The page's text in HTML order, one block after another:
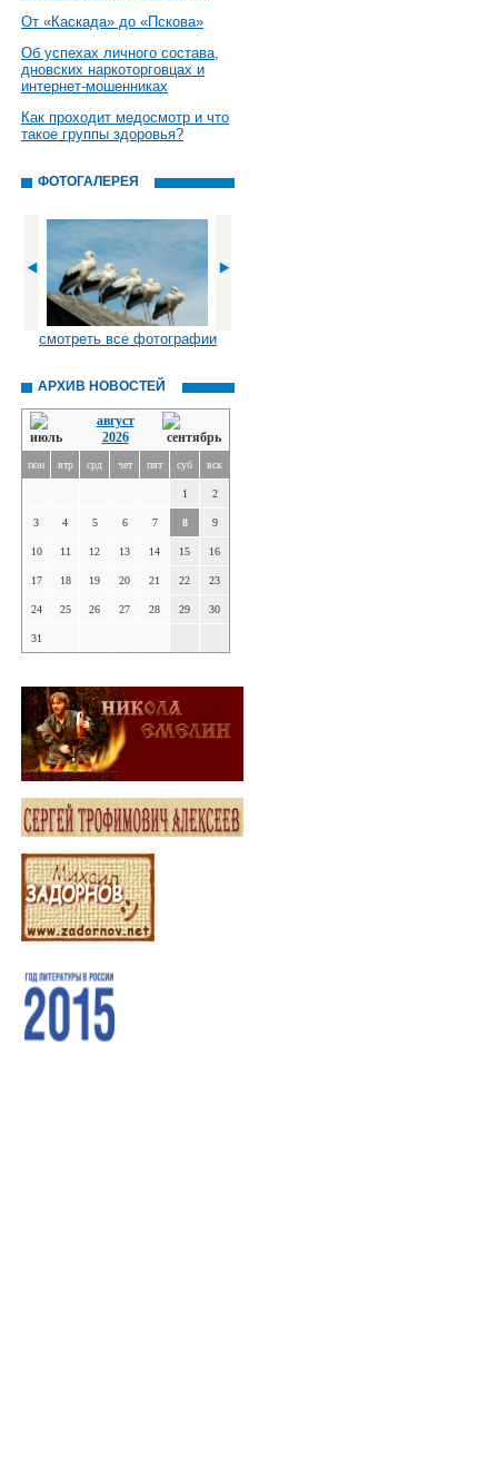
От «Каскада» до «Пскова»
Об успехах личного состава,
дновских наркоторговцах и
интернет-мошенниках
Как проходит медосмотр и что
такое группы здоровья?
ФОТОГАЛЕРЕЯ
смотреть все фотографии
АРХИВ НОВОСТЕЙ
август
2026
пон втр срд чет пят суб вск
1 2
3 4 5 6 7 8 9
10 11 12 13 14 15 16
17 18 19 20 21 22 23
24 25 26 27 28 29 30
31